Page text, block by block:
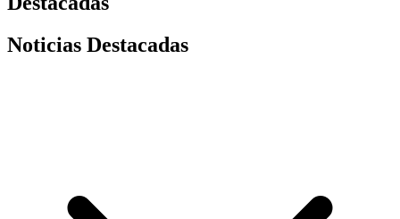
Noticias Destacadas